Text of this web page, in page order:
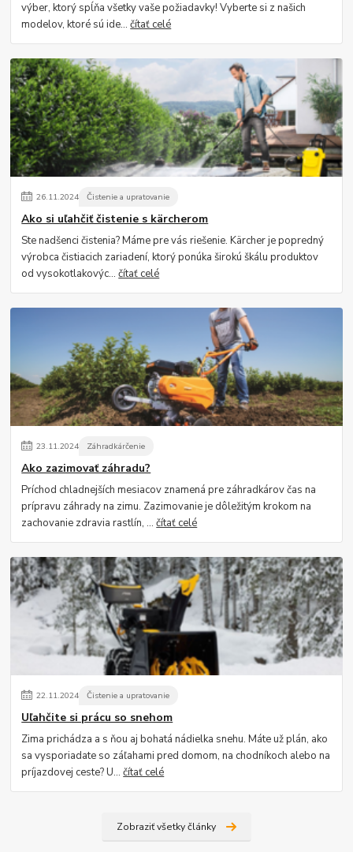
výber, ktorý spĺňa všetky vaše požiadavky! Vyberte si z našich
modelov, ktoré sú ide...čítať celé
26.11.2024 Čistenie a upratovanie
Ako si uľahčiť čistenie s kärcherom
Ste nadšenci čistenia? Máme pre vás riešenie. Kärcher je popredný
výrobca čistiacich zariadení, ktorý ponúka širokú škálu produktov
od vysokotlakovýc...čítať celé
23.11.2024 Záhradkárčenie
Ako zazimovať záhradu?
Príchod chladnejších mesiacov znamená pre záhradkárov čas na
prípravu záhrady na zimu. Zazimovanie je dôležitým krokom na
zachovanie zdravia rastlín, ...čítať celé
22.11.2024 Čistenie a upratovanie
Uľahčite si prácu so snehom
Zima prichádza a s ňou aj bohatá nádielka snehu. Máte už plán, ako
sa vysporiadate so záľahami pred domom, na chodníkoch alebo na
príjazdovej ceste? U...čítať celé
Zobraziť všetky články